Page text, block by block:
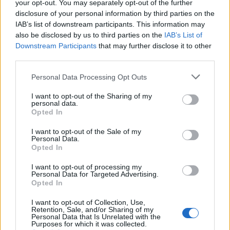
your opt-out. You may separately opt-out of the further
disclosure of your personal information by third parties on the
IAB’s list of downstream participants. This information may
also be disclosed by us to third parties on the IAB’s List of
Downstream Participants that may further disclose it to other
Personal Data Processing Opt Outs
I want to opt-out of the Sharing of my
personal data.
Opted In
I want to opt-out of the Sale of my
Personal Data.
Opted In
I want to opt-out of processing my
Personal Data for Targeted Advertising.
Opted In
I want to opt-out of Collection, Use,
Retention, Sale, and/or Sharing of my
Personal Data that Is Unrelated with the
Purposes for which it was collected.
2010. január 4., hétfő
2009. december 30., szerda
2009. december 30., szerda